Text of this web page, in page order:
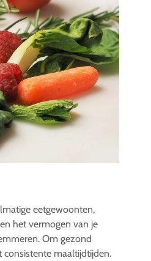
eetgewoonten,
het vermogen van je
Om gezond
consistente maaltijdtijden.